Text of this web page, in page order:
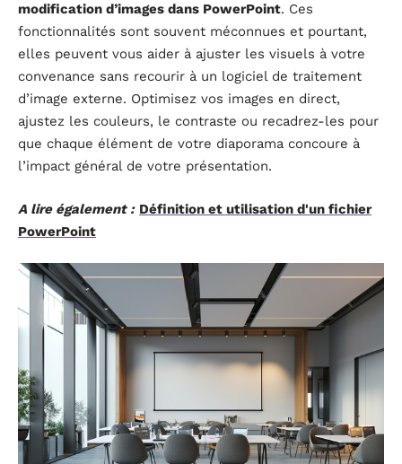
modification d’images dans PowerPoint. Ces
fonctionnalités sont souvent méconnues et pourtant,
elles peuvent vous aider à ajuster les visuels à votre
convenance sans recourir à un logiciel de traitement
d’image externe. Optimisez vos images en direct,
ajustez les couleurs, le contraste ou recadrez-les pour
que chaque élément de votre diaporama concoure à
l’impact général de votre présentation.
A lire également : Définition et utilisation d'un fichier
PowerPoint